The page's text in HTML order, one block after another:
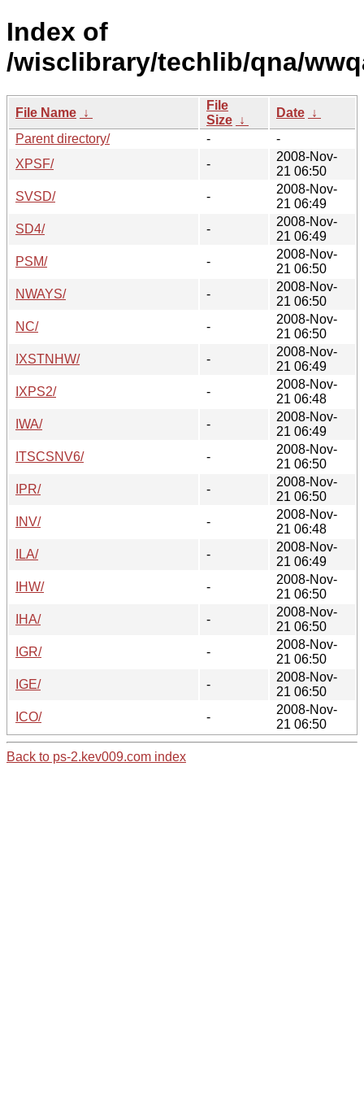
Index of
/wisclibrary/techlib/qna/
File Name ↓
File
Size ↓
Date ↓
Parent directory/
-
-
XPSF/
-
2008-Nov-
21 06:50
SVSD/
-
2008-Nov-
21 06:49
SD4/
-
2008-Nov-
21 06:49
PSM/
-
2008-Nov-
21 06:50
NWAYS/
-
2008-Nov-
21 06:50
NC/
-
2008-Nov-
21 06:50
IXSTNHW/
-
2008-Nov-
21 06:49
IXPS2/
-
2008-Nov-
21 06:48
IWA/
-
2008-Nov-
21 06:49
ITSCSNV6/
-
2008-Nov-
21 06:50
IPR/
-
2008-Nov-
21 06:50
INV/
-
2008-Nov-
21 06:48
ILA/
-
2008-Nov-
21 06:49
IHW/
-
2008-Nov-
21 06:50
IHA/
-
2008-Nov-
21 06:50
IGR/
-
2008-Nov-
21 06:50
IGE/
-
2008-Nov-
21 06:50
ICO/
-
2008-Nov-
21 06:50
Back to ps-2.kev009.com index